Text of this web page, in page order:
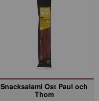
Snacksalami Ost Paul och
Thom